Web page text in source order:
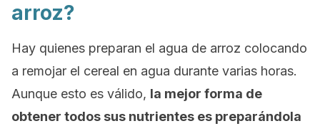
arroz?
Hay quienes preparan el agua de arroz colocando
a remojar el cereal en agua durante varias horas.
Aunque esto es válido, la mejor forma de
obtener todos sus nutrientes es preparándola